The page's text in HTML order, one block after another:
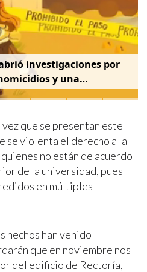
abrió investigaciones por
y una
el 7 de agosto
que se presentan este
se violenta el derecho a la
no están de acuerdo
de la universidad, pues
en múltiples
hechos han venido
que en noviembre nos
del edificio de Rectoría,